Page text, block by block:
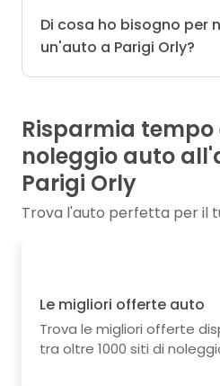
Di cosa ho bisogno per
un'auto a Parigi Orly?
Risparmia tempo
noleggio auto
Parigi Orly
Trova l'auto perfetta per il
Le migliori offerte auto
Trova le migliori offerte
tra oltre 1000 siti di